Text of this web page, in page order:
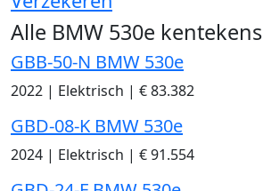
Alle BMW 530e kentekens
GBB-50-N BMW 530e
2022 | Elektrisch | € 83.382
GBD-08-K BMW 530e
2024 | Elektrisch | € 91.554